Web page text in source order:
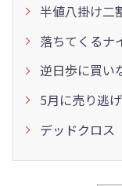
半値八掛け二
落ちてくるナ
逆日歩に買い
5月に売り逃
デッドクロス